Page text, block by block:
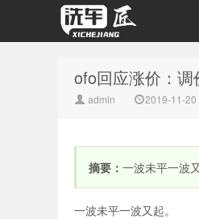
ofo回应涨价：
admin 2019-11-20
摘要： 一波未平一波
一波未平一波又起。